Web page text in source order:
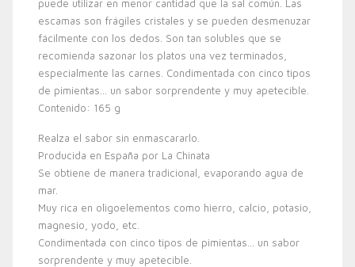
puede utilizar en menor cantidad que la sal común. Las
escamas son frágiles cristales y se pueden desmenuzar
fácilmente con los dedos. Son tan solubles que se
recomienda sazonar los platos una vez terminados,
especialmente las carnes. Condimentada con cinco tipos
de pimientas… un sabor sorprendente y muy apetecible.
Contenido: 165 g
Realza el sabor sin enmascararlo.
Producida en España por La Chinata
Se obtiene de manera tradicional, evaporando agua de
mar.
Muy rica en oligoelementos como hierro, calcio, potasio,
magnesio, yodo, etc.
Condimentada con cinco tipos de pimientas… un sabor
sorprendente y muy apetecible.